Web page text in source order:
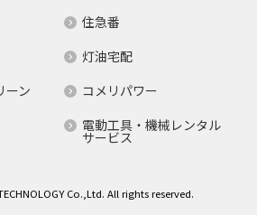
住急番
灯油宅配
ーン
コメリパワー
電動工具・機械レンタル
サービス
Co.,Ltd. All rights reserved.